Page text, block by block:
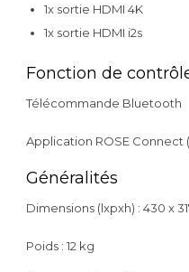
1x sortie HDMI 4K
1x sortie HDMI i2s
Fonction de
Télécommande Bluetooth
Application ROSE Connect
Généralités
Dimensions (lxpxh) : 430 x
Poids : 12 kg